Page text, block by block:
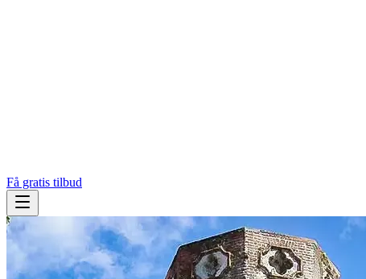
Få gratis tilbud